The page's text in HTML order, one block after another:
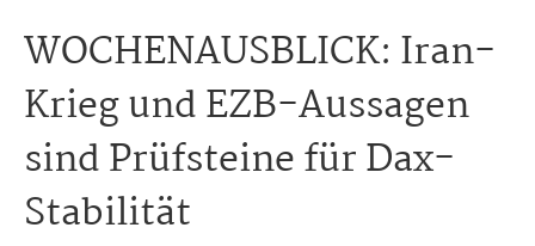
WOCHENAUSBLICK: Iran-
Krieg und EZB-Aussagen
sind Prüfsteine für Dax-
Stabilität